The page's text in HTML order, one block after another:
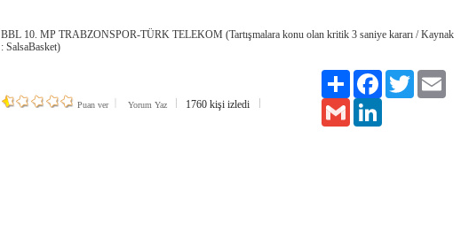
BBL 10. MP TRABZONSPOR-TÜRK TELEKOM (Tartışmalara konu olan kritik 3 saniye kararı / Kaynak
: SalsaBasket)
Puan ver Yorum Yaz 1760 kişi izledi
Paylaş FacebookTwitter
Gmail